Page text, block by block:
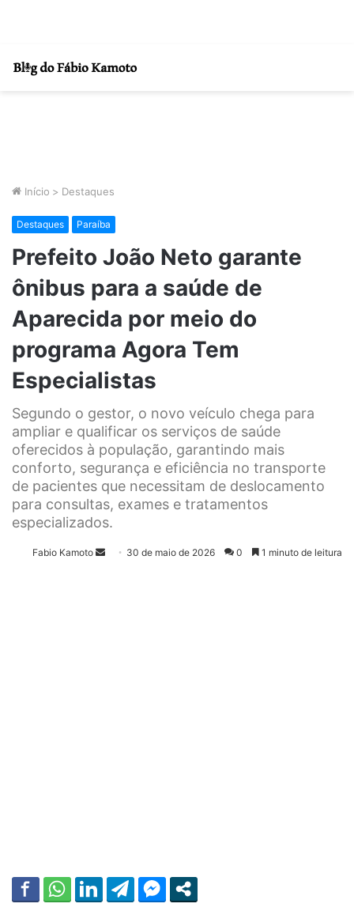
Início > Destaques
Destaques Paraíba
Prefeito João Neto garante
ônibus para a saúde de
Aparecida por meio do
programa Agora Tem
Especialistas
Segundo o gestor, o novo veículo chega para
ampliar e qualificar os serviços de saúde
oferecidos à população, garantindo mais
conforto, segurança e eficiência no transporte
de pacientes que necessitam de deslocamento
para consultas, exames e tratamentos
especializados.
Fabio Kamoto 30 de maio de 2026 0 1 minuto de leitura